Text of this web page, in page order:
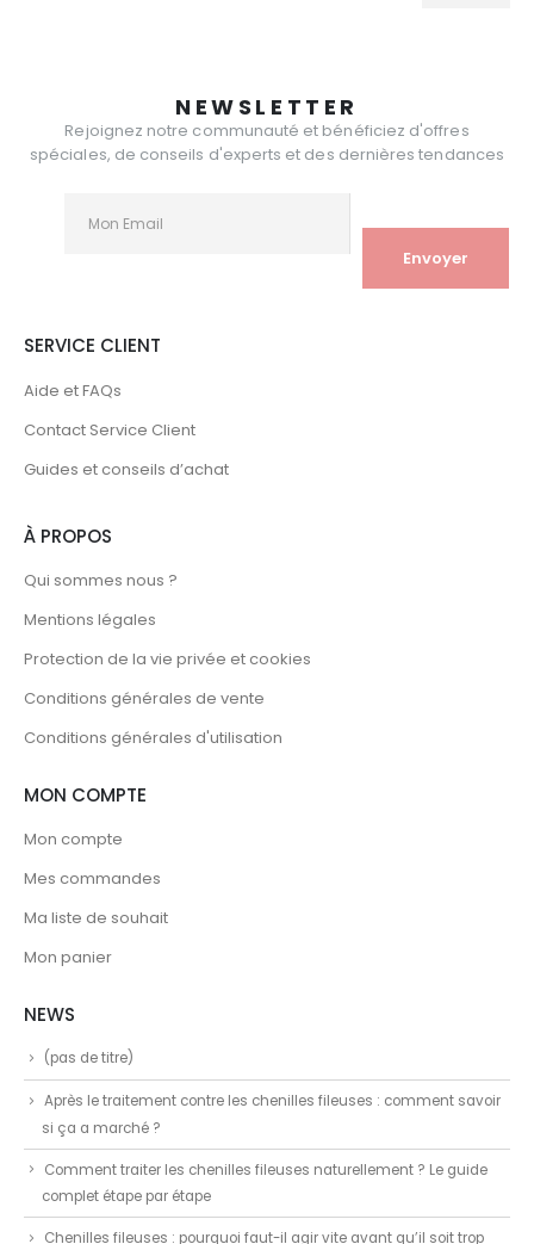
NEWSLETTER
Rejoignez notre communauté et bénéficiez d'offres
spéciales, de conseils d'experts et des dernières tendances
SERVICE CLIENT
Aide et FAQs
Contact Service Client
Guides et conseils d’achat
À PROPOS
Qui sommes nous ?
Mentions légales
Protection de la vie privée et cookies
Conditions générales de vente
Conditions générales d'utilisation
MON COMPTE
Mon compte
Mes commandes
Ma liste de souhait
Mon panier
NEWS
(pas de titre)
Après le traitement contre les chenilles fileuses : comment savoir
si ça a marché ?
Comment traiter les chenilles fileuses naturellement ? Le guide
complet étape par étape
Chenilles fileuses : pourquoi faut-il agir vite avant qu’il soit trop